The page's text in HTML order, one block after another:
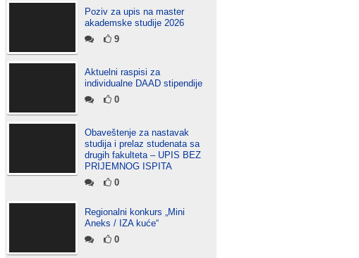
Poziv za upis na master
akademske studije 2026
9
Aktuelni raspisi za
individualne DAAD stipendije
0
Obaveštenje za nastavak
studija i prelaz studenata sa
drugih fakulteta – UPIS BEZ
PRIJEMNOG ISPITA
0
Regionalni konkurs „Mini
Aneks / IZA kuće“
0